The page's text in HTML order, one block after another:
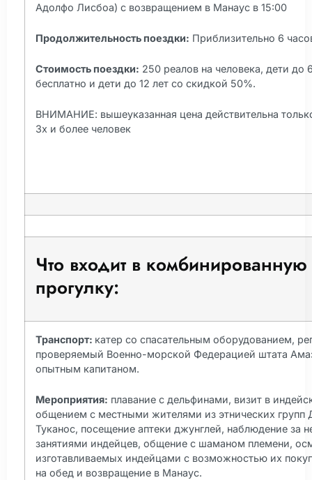
Адолфо Лисбоа) с возвращением в Манаус в 15:00
Продолжительность поездки: Приблизительно 6
Стоимость поездки: 250 реалов на человека, дети до
бесплатно и дети до 12 лет со скидкой 50%.
ВНИМАНИЕ: вышеуказанная цена действительна
3х и более человек
Что входит в комбинированную
прогулку:
Транспорт: катер со спасательным оборудованием,
проверяемый Военно-морской Федерацией штата
опытным капитаном.
Мероприятия: плавание с дельфинами, визит в
общением с местными жителями из этнических групп
Туканос, посещение аптеки джунглей, наблюдение за
занятиями индейцев, общение с шаманом племени,
изготавливаемых индейцами с возможностью их
на обед и возвращение в Манаус.